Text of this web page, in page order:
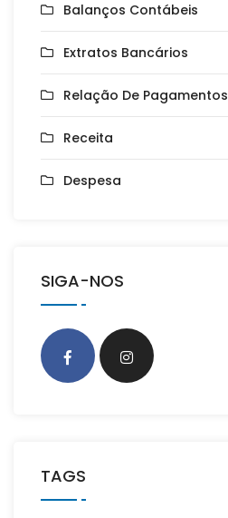
Balanços Contábeis
Extratos Bancários
Relação De Pagamentos
Receita
Despesa
SIGA-NOS
TAGS